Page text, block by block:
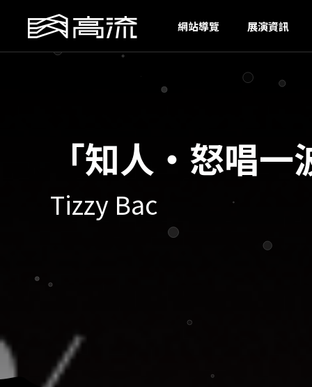
網站導覽 展演資訊
「知人・怒唱
Tizzy Bac